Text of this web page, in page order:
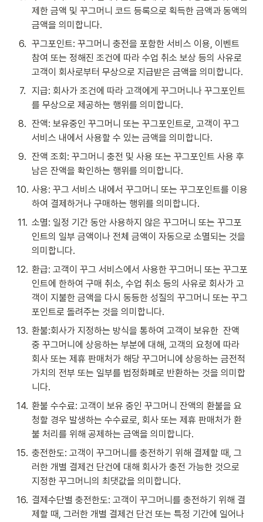
제한 금액 및 꾸그머니 코드 등록으로 획득한 금액과 동액의
금액을 의미합니다.
6. 꾸그포인트: 꾸그머니 충전을 포함한 서비스 이용, 이벤트
참여 또는 정해진 조건에 따라 수업 취소 보상 등의 사유로
고객이 회사로부터 무상으로 지급받은 금액을 의미합니다.
7. 지급: 회사가 조건에 따라 고객에게 꾸그머니나 꾸그포인트
를 무상으로 제공하는 행위를 의미합니다.
8. 잔액: 보유중인 꾸그머니 또는 꾸그포인트로, 고객이 꾸그
서비스 내에서 사용할 수 있는 금액을 의미합니다.
9. 잔액 조회: 꾸그머니 충전 및 사용 또는 꾸그포인트 사용 후
남은 잔액을 확인하는 행위를 의미합니다.
10. 사용: 꾸그 서비스 내에서 꾸그머니 또는 꾸그포인트를 이용
하여 결제하거나 구매하는 행위를 의미합니다.
11. 소멸: 일정 기간 동안 사용하지 않은 꾸그머니 또는 꾸그포
인트의 일부 금액이나 전체 금액이 자동으로 소멸되는 것을
의미합니다.
12. 환급: 고객이 꾸그 서비스에서 사용한 꾸그머니 또는 꾸그포
인트에 한하여 구매 취소, 수업 취소 등의 사유로 회사가 고
객이 지불한 금액을 다시 동등한 성질의 꾸그머니 또는 꾸그
포인트로 돌려주는 것을 의미합니다.
13. 환불:회사가 지정하는 방식을 통하여 고객이 보유한  잔액
중 꾸그머니에 상응하는 부분에 대해, 고객의 요청에 따라
회사 또는 제휴 판매처가 해당 꾸그머니에 상응하는 금전적
가치의 전부 또는 일부를 법정화폐로 반환하는 것을 의미합
니다.
14. 환불 수수료: 고객이 보유 중인 꾸그머니 잔액의 환불을 요
청할 경우 발생하는 수수료로, 회사 또는 제휴 판매처가 환
불 처리를 위해 공제하는 금액을 의미합니다.
15. 충전한도: 고객이 꾸그머니를 충전하기 위해 결제할 때, 그
러한 개별 결제건 단건에 대해 회사가 충전 가능한 것으로
지정한 꾸그머니의 최댓값을 의미합니다.
16. 결제수단별 충전한도: 고객이 꾸그머니를 충전하기 위해 결
제할 때, 그러한 개별 결제건 단건 또는 특정 기간에 일어나